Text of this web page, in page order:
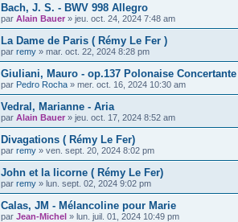
Bach, J. S. - BWV 998 Allegro
par Alain Bauer » jeu. oct. 24, 2024 7:48 am
La Dame de Paris ( Rémy Le Fer )
par remy » mar. oct. 22, 2024 8:28 pm
Giuliani, Mauro - op.137 Polonaise Concertante
par Pedro Rocha » mer. oct. 16, 2024 10:30 am
Vedral, Marianne - Aria
par Alain Bauer » jeu. oct. 17, 2024 8:52 am
Divagations ( Rémy Le Fer)
par remy » ven. sept. 20, 2024 8:02 pm
John et la licorne ( Rémy Le Fer)
par remy » lun. sept. 02, 2024 9:02 pm
Calas, JM - Mélancoline pour Marie
par Jean-Michel » lun. juil. 01, 2024 10:49 pm